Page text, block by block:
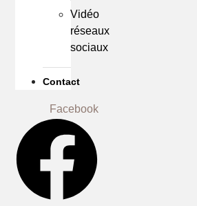
Vidéo
réseaux
sociaux
Contact
Facebook